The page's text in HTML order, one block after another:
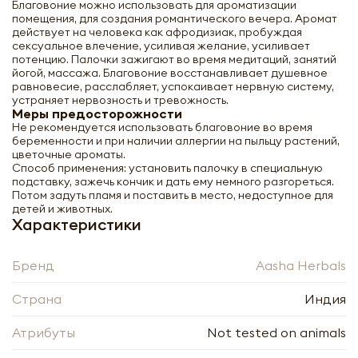
Благовоние можно использовать для ароматизации
помещения, для создания романтического вечера. Аромат
действует на человека как афродизиак, пробуждая
сексуальное влечение, усиливая желание, усиливает
потенцию. Палочки зажигают во время медитаций, занятий
йогой, массажа. Благовоние восстанавливает душевное
равновесие, расслабляет, успокаивает нервную систему,
устраняет нервозность и тревожность.
Меры предосторожности
Не рекомендуется использовать благовоние во время
беременности и при наличии аллергии на пыльцу растений,
цветочные ароматы.
Способ применения: установить палочку в специальную
подставку, зажечь кончик и дать ему немного разгореться.
Потом задуть пламя и поставить в место, недоступное для
детей и животных.
Характеристики
Бренд Aasha Herbals
Страна Индия
Атрибуты Not tested on animals
Нажимая кнопку «Отправить», я даю своё согласие
на обработку моих персональных данных, в
Благовоние Агарвуд (OUD incense
sticks) Aasha Herbals | Ааша Хербалс
10шт
- +
Нажимая кнопку «Оформить», я даю своё согласие
соответствии с Федеральным законом от